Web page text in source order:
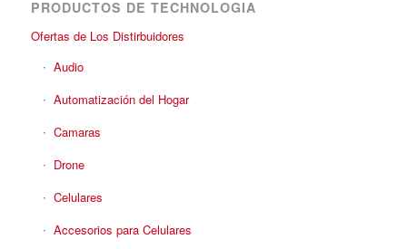
PRODUCTOS DE TECHNOLOGIA
Ofertas de Los Distirbuidores
Audio
Automatización del Hogar
Camaras
Drone
Celulares
Accesorios para Celulares